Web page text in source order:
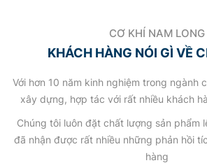
CƠ KHÍ NAM LONG
KHÁCH HÀNG NÓI GÌ VỀ
Với hơn 10 năm kinh nghiệm trong ngành
xây dựng, hợp tác với rất nhiều khách
Chúng tôi luôn đặt chất lượng sản phẩm
đã nhận được rất nhiều những phản hồi
hàng